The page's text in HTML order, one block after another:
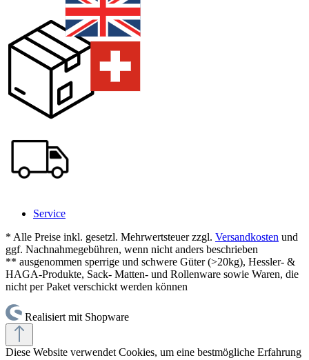
Service
* Alle Preise inkl. gesetzl. Mehrwertsteuer zzgl. Versandkosten und
ggf. Nachnahmegebühren, wenn nicht anders beschrieben
** ausgenommen sperrige und schwere Güter (>20kg), Hessler- &
HAGA-Produkte, Sack- Matten- und Rollenware sowie Waren, die
nicht per Paket verschickt werden können
Realisiert mit Shopware
Diese Website verwendet Cookies, um eine bestmögliche Erfahrung